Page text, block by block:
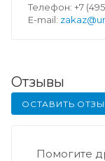
Телефон: +7 (495)
E-mail:
Отзывы
ОСТАВИТЬ
Помогите